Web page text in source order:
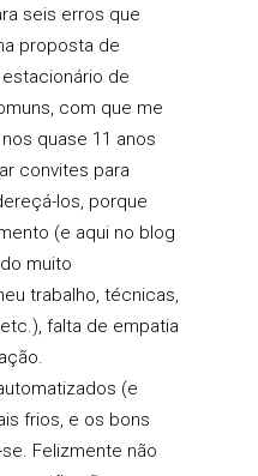
seis erros que
proposta de
de
com que me
quase 11 anos
convites para
los, porque
(e aqui no blog
muito
trabalho, técnicas,
falta de empatia
(e
frios, e os bons
Felizmente não